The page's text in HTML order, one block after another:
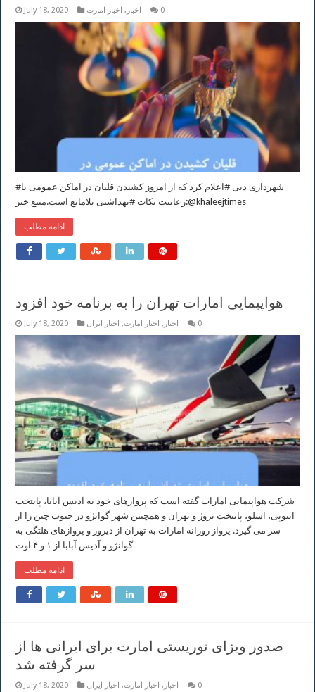
July 18, 2020 اخبار , اخبار امارت 0
#شهرداری دبی #اعلام کرد که از امروز کشیدن قلیان در اماکن عمومی با
رعاییت نکات #بهداشتی بلامانع است.منبع خبر:@khaleejtimes
ادامه مطلب
هواپیمایی امارات تهران را به برنامه خود افزود
July 18, 2020 اخبار , اخبار امارت, اخبار ایران 0
شرکت هواپیمایی امارات گفته است که پروازهای خود به آدیس آبابا، پایتخت
اتیوپی، اسلو، پایتخت نروژ و تهران و همچنین شهر گوانژو در جنوب چین را از
سر می گیرد. پرواز روزانه امارات به تهران از دیروز و پروازهای هلتگی به
گوانژو و آدیس آبابا از ۱ و ۴ اوت …
ادامه مطلب
صدور ویزای توریستی امارت برای ایرانی ها از
سر گرفته شد
July 18, 2020 اخبار , اخبار امارت, اخبار ایران 0